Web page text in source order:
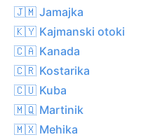
🇯🇲 Jamajka
🇰🇾 Kajmanski otoki
🇨🇦 Kanada
🇨🇷 Kostarika
🇨🇺 Kuba
🇲🇶 Martinik
🇲🇽 Mehika